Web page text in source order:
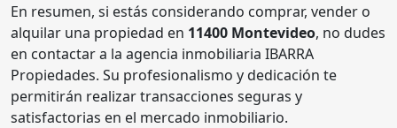
En resumen, si estás considerando comprar, vender o
alquilar una propiedad en 11400 Montevideo, no dudes
en contactar a la agencia inmobiliaria IBARRA
Propiedades. Su profesionalismo y dedicación te
permitirán realizar transacciones seguras y
satisfactorias en el mercado inmobiliario.